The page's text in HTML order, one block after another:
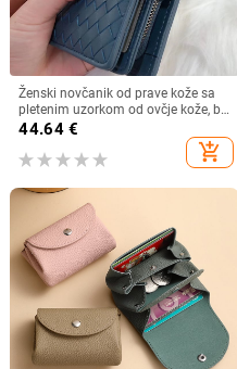
Ženski novčanik od prave kože sa
pletenim uzorkom od ovčje kože, bi-
fold dizajn, pretinac za novac i
44.64€
add_shopping_cart